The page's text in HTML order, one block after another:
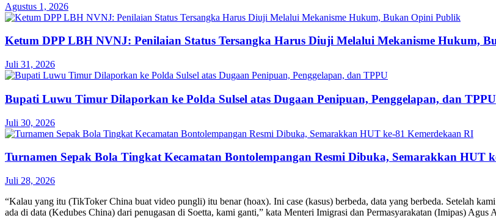
Agustus 1, 2026
Ketum DPP LBH NVNJ: Penilaian Status Tersangka Harus Diuji Melalui Mekanisme Hukum,
Juli 31, 2026
Bupati Luwu Timur Dilaporkan ke Polda Sulsel atas Dugaan Penipuan, Penggelapan, dan TPPU
Juli 30, 2026
Turnamen Sepak Bola Tingkat Kecamatan Bontolempangan Resmi Dibuka, Semarakkan HUT
Juli 28, 2026
“Kalau yang itu (TikToker China buat video pungli) itu benar (hoax). Ini case (kasus) berbeda, data yang berbeda. Setelah
ada di data (Kedubes China) dari penugasan di Soetta, kami ganti,” kata Menteri Imigrasi dan Permasyarakatan (Imipas)